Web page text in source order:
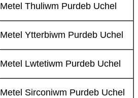
Metel Thuliwm Purdeb Uchel
Metel Ytterbiwm Purdeb Uchel
Metel Lwtetiwm Purdeb Uchel
Metel Sirconiwm Purdeb Uchel